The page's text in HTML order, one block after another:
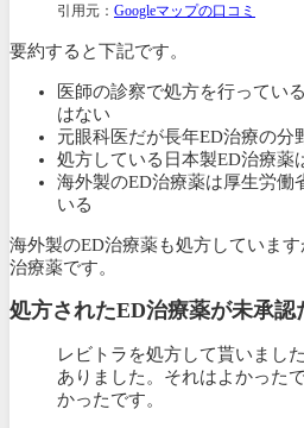
引用元： Googleマップの口コミ
要約すると下記です。
医師の診察で処方を行ってい
はない
元眼科医だが長年ED治療の分
処方している日本製ED治療薬
海外製のED治療薬は厚生労働
いる
海外製のED治療薬も処方していま
治療薬です。
処方されたED治療薬が未承認
レビトラを処方して貰いまし
ありました。それはよかった
かったです。